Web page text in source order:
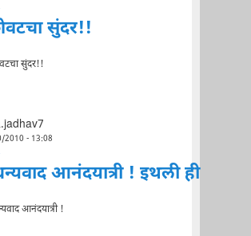
सुंदर!!
सुंदर!!
2010 - 13:08
आनंदयात्री ! इथली ही
आनंदयात्री !